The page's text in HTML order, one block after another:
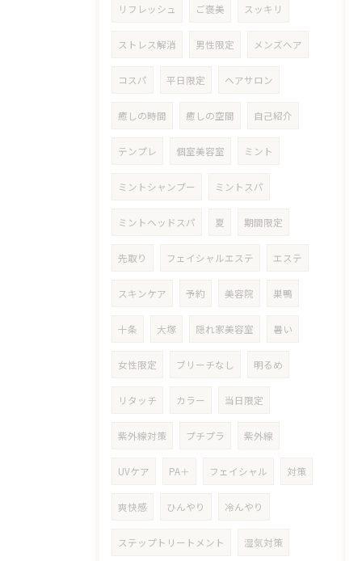
リフレッシュ ご褒美 スッキリ
ストレス解消 男性限定 メンズヘア
コスパ 平日限定 ヘアサロン
癒しの時間 癒しの空間 自己紹介
テンプレ 個室美容室 ミント
ミントシャンプー ミントスパ
ミントヘッドスパ 夏 期間限定
先取り フェイシャルエステ エステ
スキンケア 予約 美容院 巣鴨
十条 大塚 隠れ家美容室 暑い
女性限定 ブリーチなし 明るめ
リタッチ カラー 当日限定
紫外線対策 プチプラ 紫外線
UVケア PA＋ フェイシャル 対策
爽快感 ひんやり 冷んやり
ステップトリートメント 湿気対策